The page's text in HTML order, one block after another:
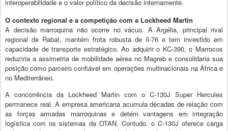
interoperabilidade e o valor político da decisão internamente.
O contexto regional e a competição com a Lockheed Martin
A decisão marroquina não ocorre no vácuo. A Argélia, principal rival
regional de Rabat, mantém frota robusta de Il-76 e tem investido em
capacidade de transporte estratégico. Ao adquirir o KC-390, o Marrocos
reduziria a assimetria de mobilidade aérea no Magreb e consolidaria sua
posição como parceiro confiável em operações multinacionais na África e
no Mediterrâneo.
A concorrência da Lockheed Martin com o C-130J Super Hercules
permanece real. A empresa americana acumula décadas de relação com
as forças armadas marroquinas e detém vantagens em integração
logística com os sistemas da OTAN. Contudo, o C-130J oferece carga